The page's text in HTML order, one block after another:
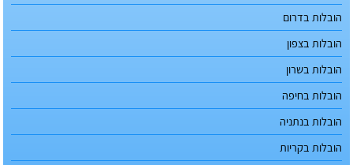
הובלות בדרום
הובלות בצפון
הובלות בשרון
הובלות בחיפה
הובלות בנתניה
הובלות בקריות